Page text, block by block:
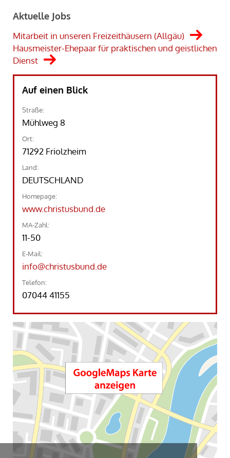
Aktuelle Jobs
Mitarbeit in unseren Freizeithäusern (Allgäu)
Hausmeister-Ehepaar für praktischen und geistlichen
Dienst
Auf einen Blick
Straße:
Mühlweg 8
Ort:
71292 Friolzheim
Land:
DEUTSCHLAND
Homepage:
www.christusbund.de
MA-Zahl:
11-50
E-Mail:
info@christusbund.de
Telefon:
07044 41155